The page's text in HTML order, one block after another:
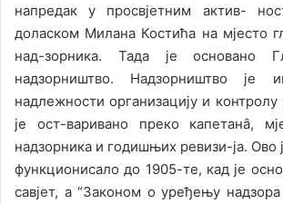
напредак у просвјетним актив-
доласком Милана Костића на мјесто
над-зорника. Тада је основано
надзорништво. Надзорништво је
надлежности организацију и
је ост-варивано преко капетанâ,
надзорника и годишњих ревизи-ја. Ово
функционисало до 1905-те, кад је
савјет, а “Законом о уређењу